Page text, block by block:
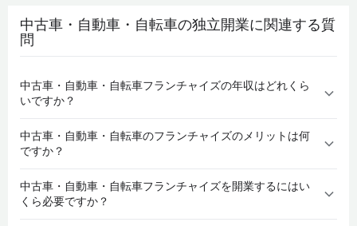
中古車・自動車・自転車の独立開業に関連する質
問
中古車・自動車・自転車フランチャイズの年収はどれくら
いですか？
中古車・自動車・自転車のフランチャイズのメリットは何
ですか？
中古車・自動車・自転車フランチャイズを開業するにはい
くら必要ですか？